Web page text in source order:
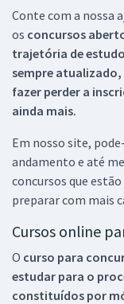
Conte com a nossa
os concursos
trajetória de
sempre atualizado,
fazer perder a
ainda mais.
Em nosso site,
andamento e até
concursos que
preparar com mais
Cursos online
O curso para
estudar para o
constituídos por